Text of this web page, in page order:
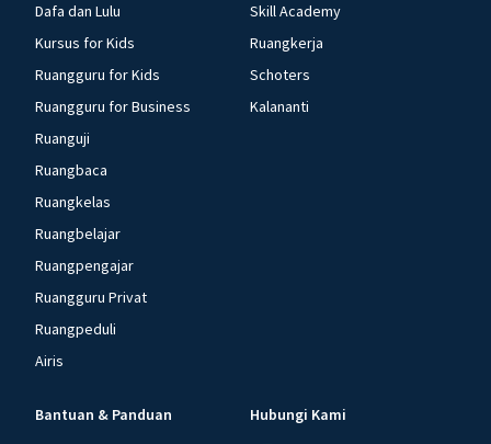
Dafa dan Lulu
Kursus for Kids
Ruangguru for Kids
Ruangguru for Business
Ruanguji
Ruangbaca
Ruangkelas
Ruangbelajar
Ruangpengajar
Ruangguru Privat
Ruangpeduli
Airis
Skill Academy
Ruangkerja
Schoters
Kalananti
Bantuan & Panduan Hubungi Kami